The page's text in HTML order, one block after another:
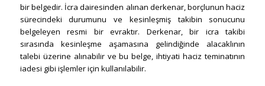
bir belgedir. İcra dairesinden alınan derkenar, borçlunun haciz
sürecindeki durumunu ve kesinleşmiş takibin sonucunu
belgeleyen resmi bir evraktır. Derkenar, bir icra takibi
sırasında kesinleşme aşamasına gelindiğinde alacaklının
talebi üzerine alınabilir ve bu belge, ihtiyati haciz teminatının
iadesi gibi işlemler için kullanılabilir.